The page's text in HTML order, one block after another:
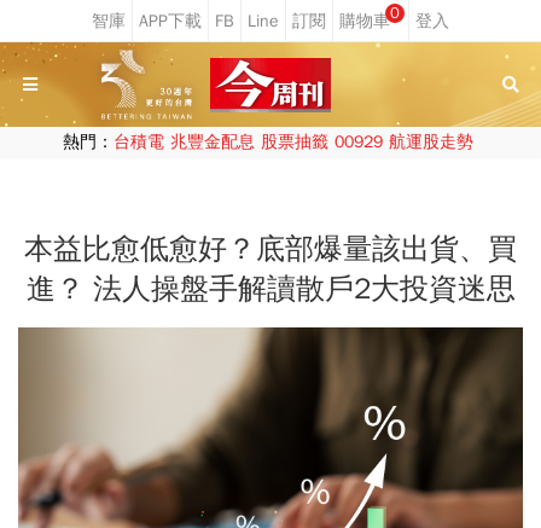
0
熱門： 台積電 兆豐金配息 股票抽籤 00929 航運股走勢
本益比愈低愈好？底部爆量該出貨、買
進？ 法人操盤手解讀散戶2大投資迷思